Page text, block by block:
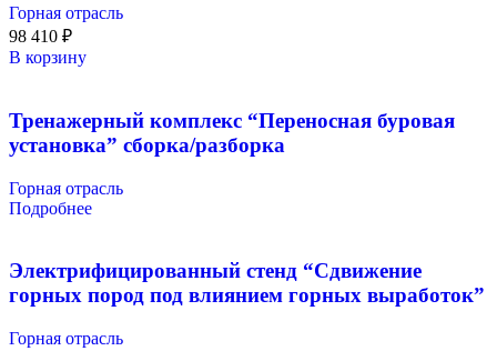
Горная отрасль
98 410 ₽
В корзину
Тренажерный комплекс “Переносная буровая
установка” сборка/разборка
Горная отрасль
Подробнее
Электрифицированный стенд “Сдвижение
горных пород под влиянием горных выработок”
Горная отрасль